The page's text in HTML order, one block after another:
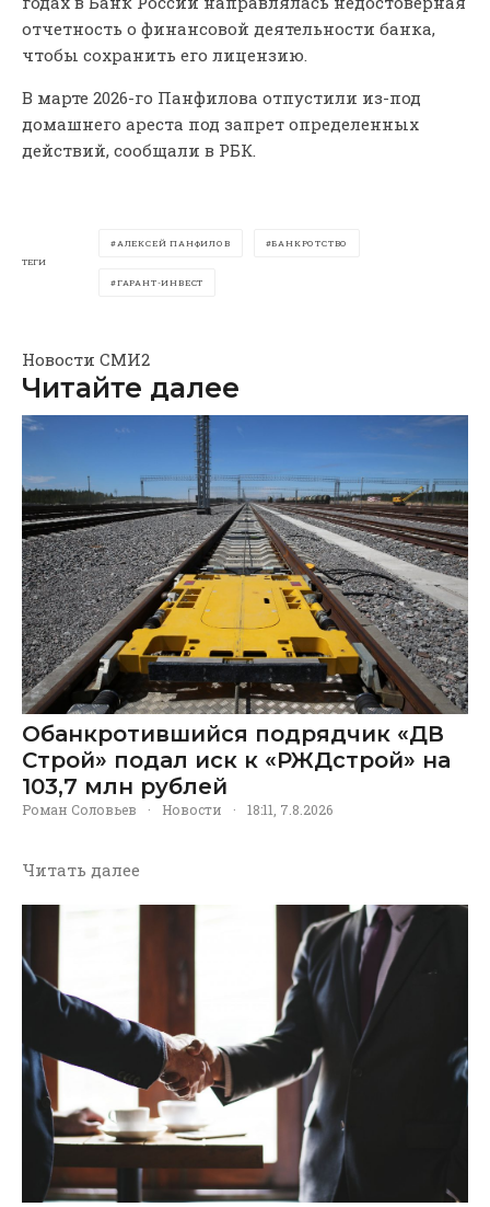
отчетность о финансовой деятельности банка,
чтобы сохранить его лицензию.
В марте 2026-го Панфилова отпустили из-под
домашнего ареста под запрет определенных
действий, сообщали в РБК.
ТЕГИ
АЛЕКСЕЙ ПАНФИЛОВ БАНКРОТСТВО
ГАРАНТ-ИНВЕСТ
Новости СМИ2
Читайте далее
Обанкротившийся подрядчик «ДВ
Строй» подал иск к «РЖДстрой» на
103,7 млн рублей
Роман Соловьев · Новости · 18:11, 7.8.2026
Читать далее